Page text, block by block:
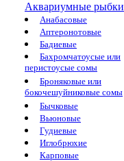
Аквариумные рыбки
Анабасовые
Аптеронотовые
Бадиевые
Бахромчатоусые или
перистоусые сомы
Броняковые или
бокочешуйниковые сомы
Бычковые
Вьюновые
Гудиевые
Иглобрюхие
Карповые